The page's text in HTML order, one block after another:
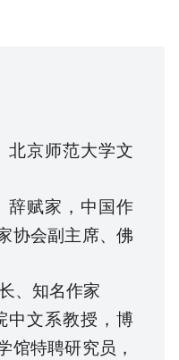
北京师范大学文
辞赋家，中国作
协会副主席、佛
、知名作家
中文系教授，博
馆特聘研究员，